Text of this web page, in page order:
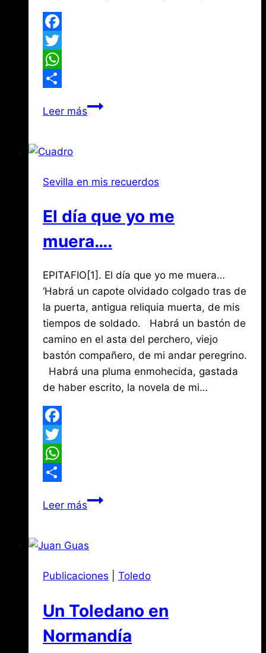
Facebook
Twitter
WhatsApp
Leer másMuebles
Sevilla en mis recuerdos
El día que yo me
muera….
PorJose
María
de
Mena
octubre
4,
2018agosto
3,
2026
EPITAFIO[1]. El día que yo me muera…
‘Habrá un capote olvidado colgado tras de
la puerta, antigua reliquia muerta, de mis
tiempos de soldado. Habrá un bastón de
camino en el asta del perchero, viejo
bastón compañero, de mi andar peregrino.
Habrá una pluma enmohecida, gastada
de haber escrito, la novela de mi…
Facebook
Twitter
WhatsApp
Leer másEl
yo
muera….
Publicaciones Toledo
Un Toledano en
Normandía